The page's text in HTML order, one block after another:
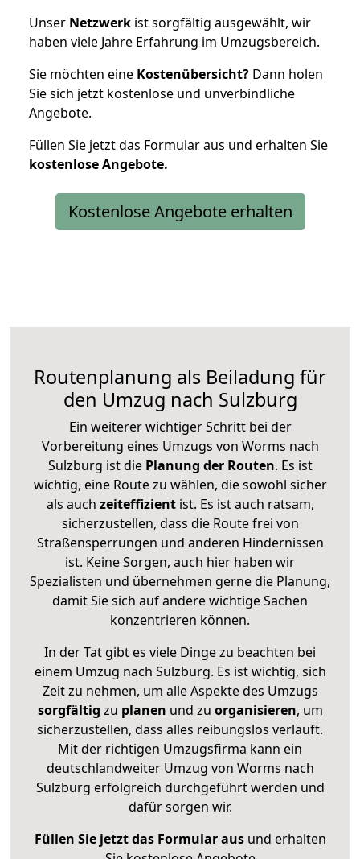
Unser Netzwerk ist sorgfältig ausgewählt, wir
haben viele Jahre Erfahrung im Umzugsbereich.
Sie möchten eine Kostenübersicht? Dann holen
Sie sich jetzt kostenlose und unverbindliche
Angebote.
Füllen Sie jetzt das Formular aus und erhalten Sie
kostenloseAngebote.
Kostenlose Angebote erhalten
Routenplanung als Beiladung für
den Umzug nach Sulzburg
Ein weiterer wichtiger Schritt bei der
Vorbereitung eines Umzugs von Worms nach
Sulzburg ist diePlanung der Routen. Es ist
wichtig, eine Route zu wählen, die sowohl sicher
als auch zeiteffizientist. Es ist auch ratsam,
sicherzustellen, dass die Route frei von
Straßensperrungen und anderen Hindernissen
ist. Keine Sorgen, auch hier haben wir
Spezialisten und übernehmen gerne die Planung,
damit Sie sich auf andere wichtige Sachen
konzentrieren können.
In der Tat gibt es viele Dinge zu beachten bei
einem Umzug nach Sulzburg. Es ist wichtig, sich
Zeit zu nehmen, um alle Aspekte des Umzugs
sorgfältig zu planen und zu organisieren, um
sicherzustellen, dass alles reibungslos verläuft.
Mit der richtigen Umzugsfirma kann ein
deutschlandweiter Umzug von Worms nach
Sulzburg erfolgreich durchgeführt werden und
dafür sorgen wir.
Füllen Sie jetzt das Formular ausund erhalten